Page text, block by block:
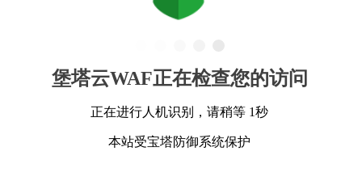
堡塔云WAF正在检查您的访问
正在进行人机识别，请稍等 1秒
本站受宝塔防御系统保护